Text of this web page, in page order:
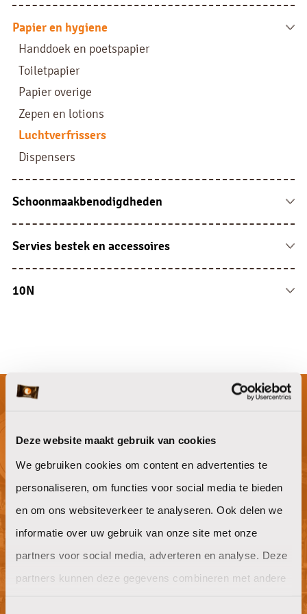
Deze website maakt gebruik van cookies
We gebruiken cookies om content en advertenties te
personaliseren, om functies voor social media te bieden
en om ons websiteverkeer te analyseren. Ook delen we
informatie over uw gebruik van onze site met onze
partners voor social media, adverteren en analyse. Deze
partners kunnen deze gegevens combineren met andere
Chocolade
Drop en suikerwerken
Frisdrank glas en petfles
Bier en wijn
Dripl siropen
Koffie siropen
Limonade siropen
Drank overige
Papier en hygiene
Handdoek en poetspapier
Toiletpapier
Papier overige
Zepen en lotions
Luchtverfrissers
Dispensers
Schoonmaakbenodigdheden
Vaat en wasbenodigdheden
Reinigingsartikelen
Overige
Servies bestek en accessoires
Porselein
Glaswerk
10N
Niet gevonden waar je naar op zoek
bent?
Willen jullie ook goeie koffie op het
werk?